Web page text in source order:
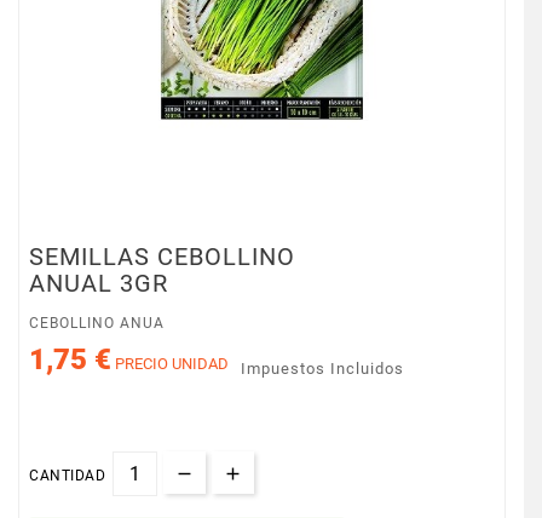
SEMILLAS CEBOLLINO
ANUAL 3GR
CEBOLLINO ANUA
1,75 € PRECIO UNIDAD Impuestos Incluidos
CANTIDAD